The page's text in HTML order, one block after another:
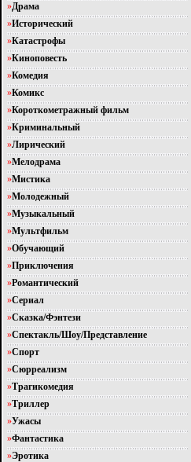
»Драма
»Исторический
»Катастрофы
»Киноповесть
»Комедия
»Комикс
»Короткометражный фильм
»Криминальный
»Лирический
»Мелодрама
»Мистика
»Молодежный
»Музыкальный
»Мультфильм
»Обучающий
»Приключения
»Романтический
»Сериал
»Сказка/Фэнтези
»Спектакль/Шоу/Представление
»Спорт
»Сюрреализм
»Трагикомедия
»Триллер
»Ужасы
»Фантастика
»Эротика